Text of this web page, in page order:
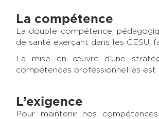
La compétence
La double compétence,
de santé exerçant dans les
La mise en œuvre d’une
compétences professionnelles
L’exigence
Pour maintenir nos